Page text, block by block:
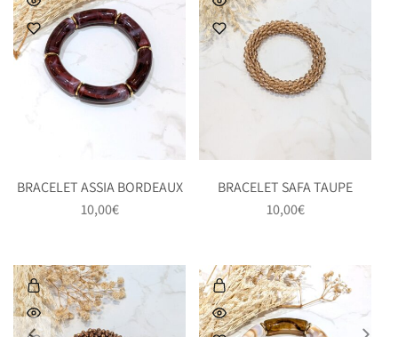
BRACELET ASSIA BORDEAUX
10,00€
BRACELET SAFA TAUPE
10,00€